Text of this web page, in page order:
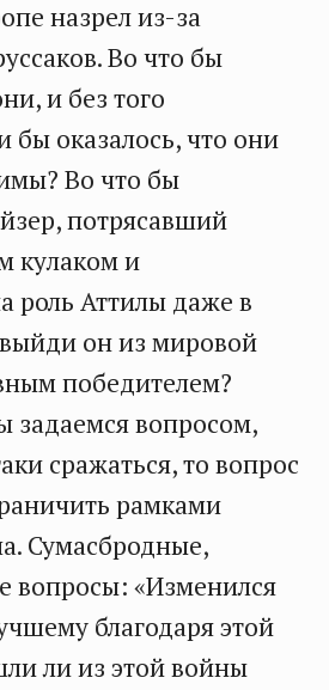
назрел из-за
Во что бы
и без того
бы оказалось, что они
Во что бы
потрясавший
кулаком и
роль Аттилы даже в
он из мировой
победителем?
задаемся вопросом,
сражаться, то вопрос
рамками
Сумасбродные,
вопросы: «Изменился
благодаря этой
ли из этой войны